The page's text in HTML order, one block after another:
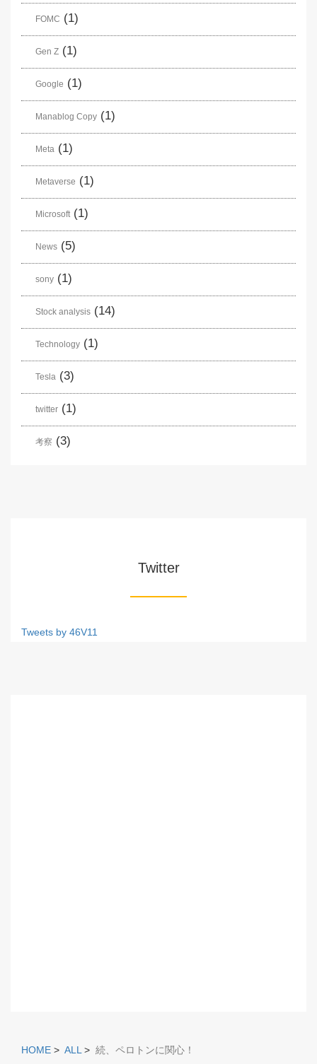
FOMC (1)
Gen Z (1)
Google (1)
Manablog Copy (1)
Meta (1)
Metaverse (1)
Microsoft(1)
News (5)
sony (1)
Stock analysis (14)
Technology (1)
Tesla (3)
twitter (1)
考察 (3)
Twitter
Tweets by 46V11
HOME > ALL > 続、ペロトンに関心！